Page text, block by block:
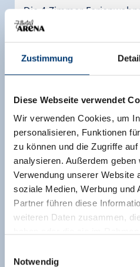
Zustimmung
Diese Webseite verwendet
Wir verwenden Cookies, um
personalisieren, Funktionen
zu können und die Zugriffe
analysieren. Außerdem
Verwendung unserer Website
soziale Medien, Werbung und
Partner führen diese
weiteren Daten zusammen,
Notwendig
Die 4-Zimmer
Weichholz Möbel mit
schönen Rundum-Blick
alpenländischen
überzeugt und ergibt
eine attraktive Unterkunft
Schneelage die Abfahrt
Haustür beenden. Dank
Tiefgaragenstellplätze
um das Freischaufeln der
Winterausflug kümmern.
Ausstattung
Verfügbarkeitskalender